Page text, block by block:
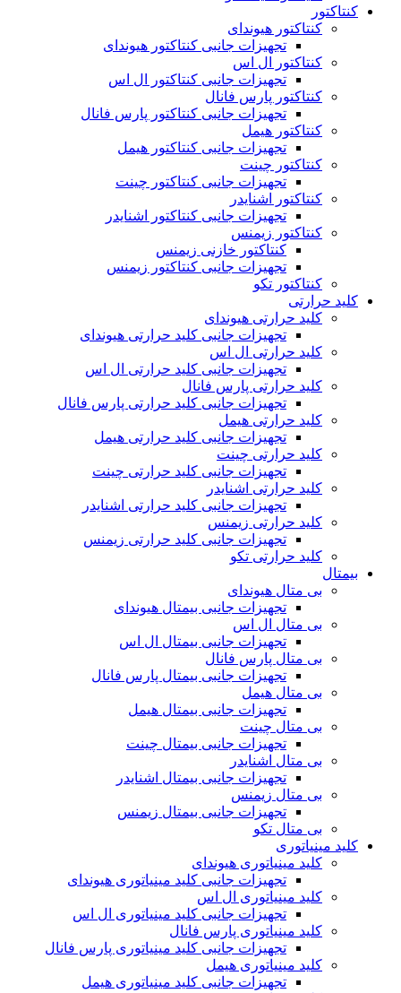
کنتاکتور
کنتاکتور هیوندای
تجهیزات جانبی کنتاکتور هیوندای
کنتاکتور ال اس
تجهیزات جانبی کنتاکتور ال اس
کنتاکتور پارس فانال
تجهیزات جانبی کنتاکتور پارس فانال
کنتاکتور هیمل
تجهیزات جانبی کنتاکتور هیمل
کنتاکتور چینت
تجهیزات جانبی کنتاکتور چینت
کنتاکتور اشنایدر
تجهیزات جانبی کنتاکتور اشنایدر
کنتاکتور زیمنس
کنتاکتور خازنی زیمنس
تجهیزات جانبی کنتاکتور زیمنس
کنتاکتور تکو
کلید حرارتی
کلید حرارتی هیوندای
تجهیزات جانبی کلید حرارتی هیوندای
کلید حرارتی ال اس
تجهیزات جانبی کلید حرارتی ال اس
کلید حرارتی پارس فانال
تجهیزات جانبی کلید حرارتی پارس فانال
کلید حرارتی هیمل
تجهیزات جانبی کلید حرارتی هیمل
کلید حرارتی چینت
تجهیزات جانبی کلید حرارتی چینت
کلید حرارتی اشنایدر
تجهیزات جانبی کلید حرارتی اشنایدر
کلید حرارتی زیمنس
تجهیزات جانبی کلید حرارتی زیمنس
کلید حرارتی تکو
بیمتال
بی متال هیوندای
تجهیزات جانبی بیمتال هیوندای
بی متال ال اس
تجهیزات جانبی بیمتال ال اس
بی متال پارس فانال
تجهیزات جانبی بیمتال پارس فانال
بی متال هیمل
تجهیزات جانبی بیمتال هیمل
بی متال چینت
تجهیزات جانبی بیمتال چینت
بی متال اشنایدر
تجهیزات جانبی بیمتال اشنایدر
بی متال زیمنس
تجهیزات جانبی بیمتال زیمنس
بی متال تکو
کلید مینیاتوری
کلید مینیاتوری هیوندای
تجهیزات جانبی کلید مینیاتوری هیوندای
کلید مینیاتوری ال اس
تجهیزات جانبی کلید مینیاتوری ال اس
کلید مینیاتوری پارس فانال
تجهیزات جانبی کلید مینیاتوری پارس فانال
کلید مینیاتوری هیمل
تجهیزات جانبی کلید مینیاتوری هیمل